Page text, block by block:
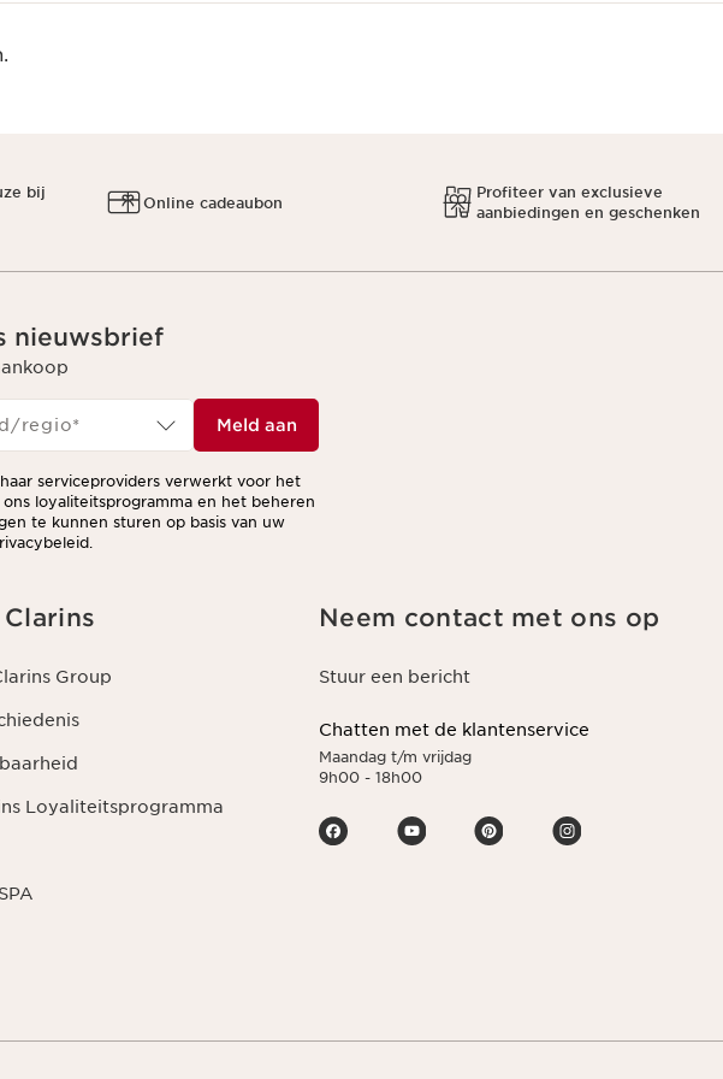
bij
Online cadeaubon
Profiteer van exclusieve
aanbiedingen en geschenken
nieuwsbrief
regio* Meld aan
serviceproviders verwerkt voor het
loyaliteitsprogramma en het beheren
te kunnen sturen op basis van uw
Group
Loyaliteitsprogramma
Neem contact met ons op
Stuur een bericht
Chatten met de klantenservice
Maandag t/m vrijdag
9h00 - 18h00